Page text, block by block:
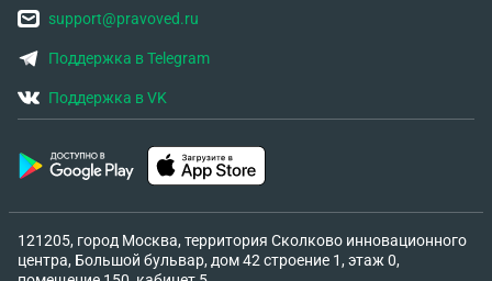
support@pravoved.ru
Поддержка в Telegram
Поддержка в VK
121205, город Москва, территория Сколково инновационного
центра, Большой бульвар, дом 42 строение 1, этаж 0,